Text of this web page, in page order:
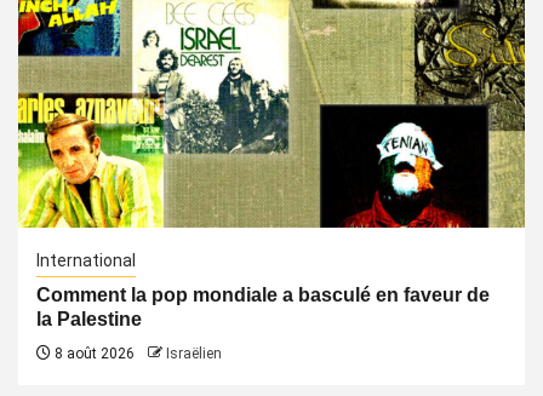
International
Comment la pop mondiale a basculé en faveur de
la Palestine
8 août 2026 Israëlien